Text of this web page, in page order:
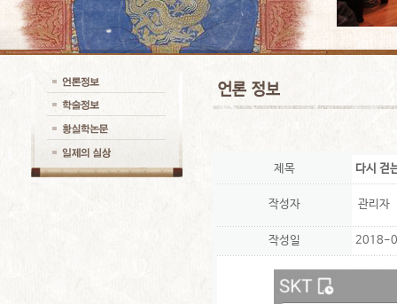
제목 다시 걷
작성자 관리자
작성일 2018-